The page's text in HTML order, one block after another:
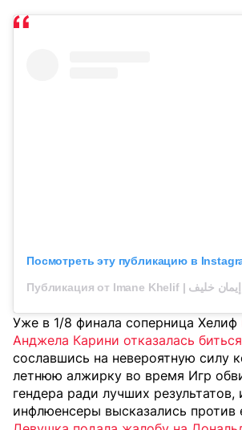
Посмотреть эту публикацию в
Уже в 1/8 финала соперница Хелиф
Анджела Карини отказалась
сославшись на невероятную силу
летнюю алжирку во время Игр
гендера ради лучших результатов,
инфлюенсеры высказались против